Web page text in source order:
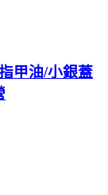
甲油/小銀蓋